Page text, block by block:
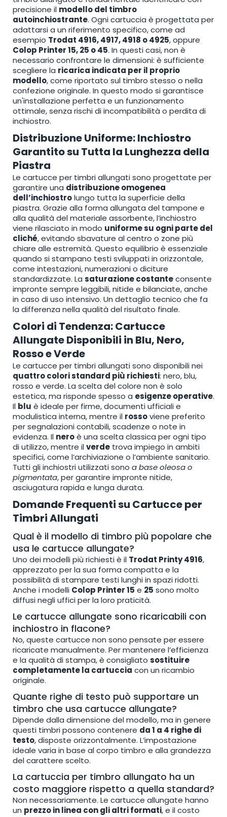
precisione il modello del timbro
autoinchiostrante. Ogni cartuccia è progettata per
adattarsi a un riferimento specifico, come ad
esempio Trodat 4916, 4917, 4918 o 4925, oppure
Colop Printer 15, 25 o 45. In questi casi, non è
necessario confrontare le dimensioni: è sufficiente
scegliere la ricarica indicata per il proprio
modello, come riportato sul timbro stesso o nella
confezione originale. In questo modo si garantisce
un'installazione perfetta e un funzionamento
ottimale, senza rischi di incompatibilità o perdita di
inchiostro.
Distribuzione Uniforme: Inchiostro
Garantito su Tutta la Lunghezza della
Piastra
Le cartucce per timbri allungati sono progettate per
garantire una distribuzione omogenea
dell’inchiostrolungo tutta la superficie della
piastra. Grazie alla forma allungata del tampone e
alla qualità del materiale assorbente, l’inchiostro
viene rilasciato in modo uniforme su ogni parte del
cliché, evitando sbavature al centro o zone più
chiare alle estremità. Questo equilibrio è essenziale
quando si stampano testi sviluppati in orizzontale,
come intestazioni, numerazioni o diciture
standardizzate. La saturazione costanteconsente
impronte sempre leggibili, nitide e bilanciate, anche
in caso di uso intensivo. Un dettaglio tecnico che fa
la differenza nella qualità del risultato finale.
Colori di Tendenza: Cartucce
Allungate Disponibili in Blu, Nero,
Rosso e Verde
Le cartucce per timbri allungati sono disponibili nei
quattro colori standard più richiesti: nero, blu,
rosso e verde. La scelta del colore non è solo
estetica, ma risponde spesso a esigenze operative.
Il blu è ideale per firme, documenti ufficiali e
modulistica interna, mentre il rossoviene preferito
per segnalazioni contabili, scadenze o note in
evidenza. Il neroè una scelta classica per ogni tipo
di utilizzo, mentre ilverde trova impiego in ambiti
specifici, come l’archiviazione o l’ambiente sanitario.
Tutti gli inchiostri utilizzati sono a base oleosa o
pigmentata, per garantire impronte nitide,
asciugatura rapida e lunga durata.
Domande Frequenti su Cartucce per
Timbri Allungati
Qual è il modello di timbro più popolare che
usa le cartucce allungate?
Uno dei modelli più richiesti è il Trodat Printy 4916,
apprezzato per la sua forma compatta e la
possibilità di stampare testi lunghi in spazi ridotti.
Anche i modelli Colop Printer 15 e 25 sono molto
diffusi negli uffici per la loro praticità.
Le cartucce allungate sono ricaricabili con
inchiostro in flacone?
No, queste cartucce non sono pensate per essere
ricaricate manualmente. Per mantenere l’efficienza
e la qualità di stampa, è consigliato sostituire
completamente la cartuccia con un ricambio
originale.
Quante righe di testo può supportare un
timbro che usa cartucce allungate?
Dipende dalla dimensione del modello, ma in genere
questi timbri possono contenere da 1 a 4 righe di
testo, disposte orizzontalmente. L’impostazione
ideale varia in base al corpo timbro e alla grandezza
del carattere scelto.
La cartuccia per timbro allungato ha un
costo maggiore rispetto a quella standard?
Non necessariamente. Le cartucce allungate hanno
un prezzo in linea con gli altri formati, e il costo